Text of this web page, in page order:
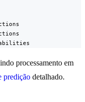
processamento em
predição detalhado.